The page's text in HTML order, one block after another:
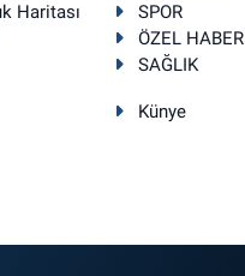
Haritası
SPOR
ÖZEL HABER
SAĞLIK
Künye